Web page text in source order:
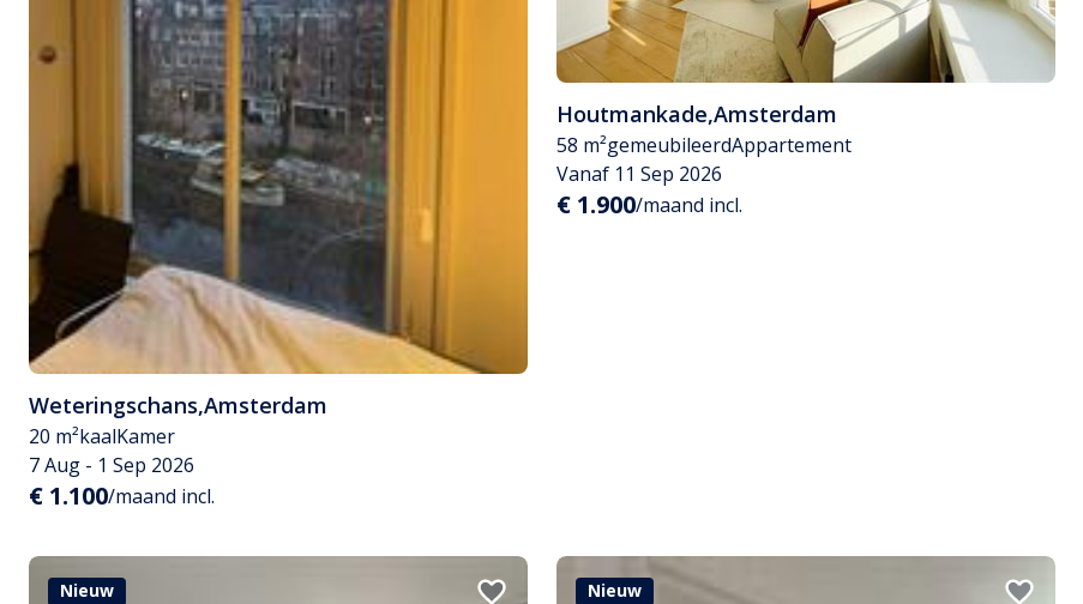
Weteringschans,Amsterdam
20 m²kaalKamer
7 Aug - 1 Sep 2026
€ 1.100/maand incl.
Houtmankade,Amsterdam
58 m²gemeubileerdAppartement
Vanaf 11 Sep 2026
€ 1.900/maand incl.
Nieuw Nieuw